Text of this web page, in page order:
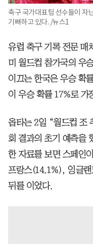
축구 국가대표팀 선수들이 자
기뻐하고 있다. /뉴스1
유럽 축구 기록 전문 매
미 월드컵 참가국의 우
이끄는 한국은 우승 확
이 우승 확률 17%로 가
옵타는 2일 “월드컵 조
회 결과의 초기 예측을
한 자료를 보면 스페인
프랑스(14.1%), 잉글
뒤를 이었다.